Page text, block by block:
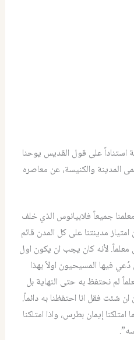
استناداً على قول القديس يوحنا
المدينة والكنيسة، عن معاصره
جميعاً فلابيانوس الذي خلف
مدينتنا على كل المدن قائم
لأنه كان يجب ان يكون اول
دُعي فيها المسيحيون اولاً بهذا
لم نحتفظ به حتى النهاية بل
شئت فقل انا احتفظنا به دائماً.
إيمان بطرس، واذا امتلكنا